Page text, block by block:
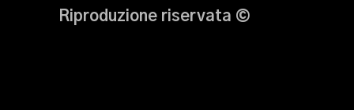
Riproduzione riservata ©